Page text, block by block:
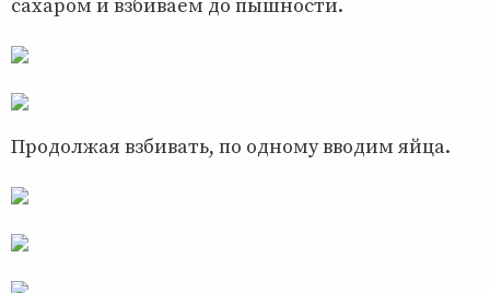
сахаром и взбиваем до пышности.
Продолжая взбивать, по одному вводим яйца.